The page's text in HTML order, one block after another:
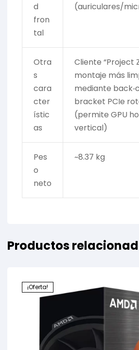
d
fron
tal
(auriculares/
Otra
s
cara
cter
ístic
as
Cliente “Project
montaje más
mediante
bracket PCIe
(permite GPU
vertical)
Pes
o
neto
~8.37 kg
Productos
¡Oferta!